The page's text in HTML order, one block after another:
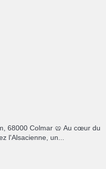
68000 Colmar 🥨 Au cœur du
l'Alsacienne, un...